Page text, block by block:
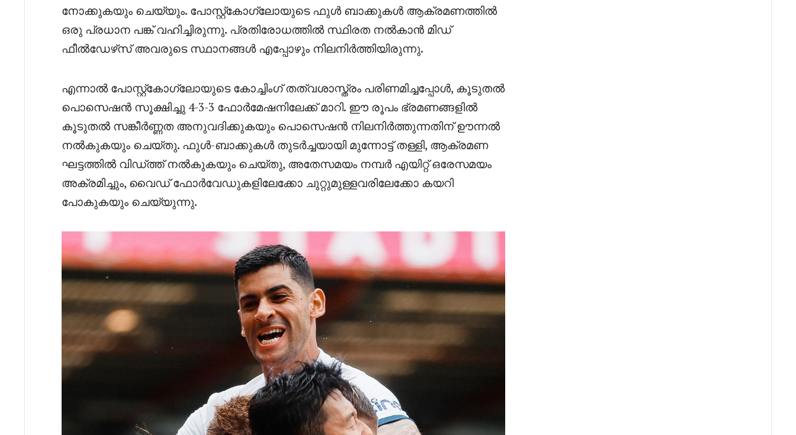
നോക്കുകയും ചെയ്യും. പോസ്റ്റ്‌കോഗ്ലോയുടെ ഫുൾ ബാക്കുകൾ ആക്രമണത്തിൽ
ഒരു പ്രധാന പങ്ക് വഹിച്ചിരുന്നു. പ്രതിരോധത്തിൽ സ്ഥിരത നൽകാൻ മിഡ്
ഫീൽഡേഴ്‌സ് അവരുടെ സ്ഥാനങ്ങൾ എപ്പോഴും നിലനിർത്തിയിരുന്നു.
എന്നാൽ പോസ്റ്റ്‌കോഗ്ലോയുടെ കോച്ചിംഗ് തത്വശാസ്ത്രം പരിണമിച്ചപ്പോൾ, കൂടുതൽ
പൊസെഷൻ സൂക്ഷിച്ചു 4-3-3 ഫോർമേഷനിലേക്ക് മാറി. ഈ രൂപം ഭ്രമണങ്ങളിൽ
കൂടുതൽ സങ്കീർണ്ണത അനുവദിക്കുകയും പൊസെഷൻ നിലനിർത്തുന്നതിന് ഊന്നൽ
നൽകുകയും ചെയ്തു. ഫുൾ-ബാക്കുകൾ തുടർച്ചയായി മുന്നോട്ട് തള്ളി, ആക്രമണ
ഘട്ടത്തിൽ വിഡ്ത്ത് നൽകുകയും ചെയ്തു, അതേസമയം നമ്പർ എയിറ്റ് ഒരേസമയം
അക്രമിച്ചും, വൈഡ് ഫോർവേഡുകളിലേക്കോ ചുറ്റുമുള്ളവരിലേക്കോ കയറി
പോകുകയും ചെയ്യുന്നു.